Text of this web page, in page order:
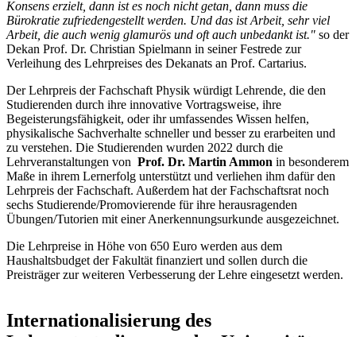
Konsens erzielt, dann ist es noch nicht getan, dann muss die
Bürokratie zufriedengestellt werden. Und das ist Arbeit, sehr viel
Arbeit, die auch wenig glamurös und oft auch unbedankt ist." so der
Dekan Prof. Dr. Christian Spielmann in seiner Festrede zur
Verleihung des Lehrpreises des Dekanats an Prof. Cartarius.
Der Lehrpreis der Fachschaft Physik würdigt Lehrende, die den
Studierenden durch ihre innovative Vortragsweise, ihre
Begeisterungsfähigkeit, oder ihr umfassendes Wissen helfen,
physikalische Sachverhalte schneller und besser zu erarbeiten und
zu verstehen. Die Studierenden wurden 2022 durch die
Lehrveranstaltungen von Prof. Dr. Martin Ammon in besonderem
Maße in ihrem Lernerfolg unterstützt und verliehen ihm dafür den
Lehrpreis der Fachschaft. Außerdem hat der Fachschaftsrat noch
sechs Studierende/Promovierende für ihre herausragenden
Übungen/Tutorien mit einer Anerkennungsurkunde ausgezeichnet.
Die Lehrpreise in Höhe von 650 Euro werden aus dem
Haushaltsbudget der Fakultät finanziert und sollen durch die
Preisträger zur weiteren Verbesserung der Lehre eingesetzt werden.
Internationalisierung des